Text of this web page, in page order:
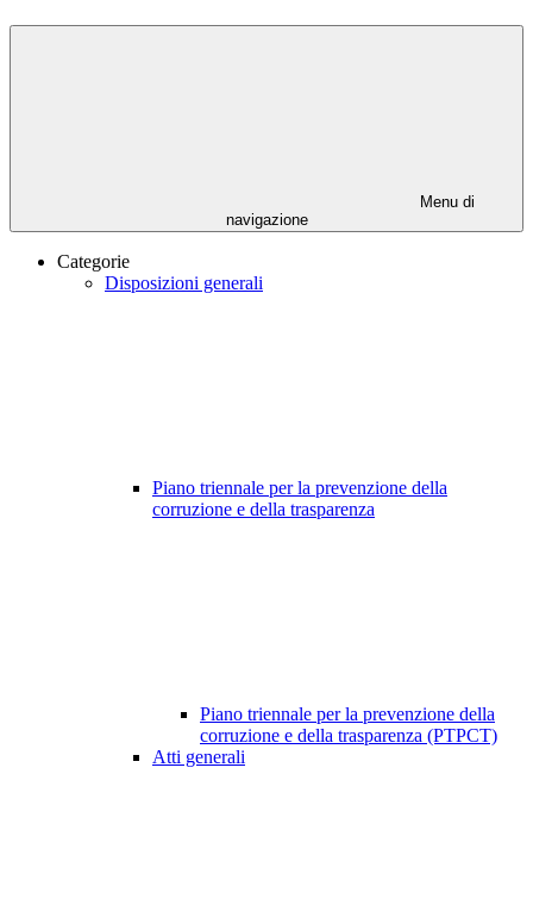
Menu di
navigazione
Categorie
Disposizioni generali
Piano triennale per la prevenzione della
corruzione e della trasparenza
Piano triennale per la prevenzione della
corruzione e della trasparenza (PTPCT)
Atti generali